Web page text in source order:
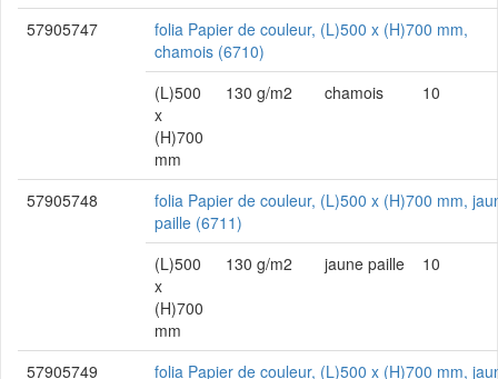
57905747
folia Papier de couleur, (L)500 x (H)700 mm,
chamois (6710)
(L)500
x
(H)700
mm
130 g/m2 chamois 10
57905748
folia Papier de couleur, (L)500 x (H)700 mm,
paille (6711)
(L)500
x
(H)700
mm
130 g/m2 jaune paille 10
57905749 folia Papier de couleur, (L)500 x (H)700 mm,